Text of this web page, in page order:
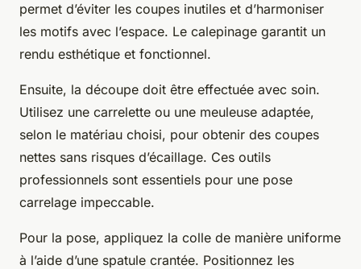
permet d’éviter les coupes inutiles et d’harmoniser
les motifs avec l’espace. Le calepinage garantit un
rendu esthétique et fonctionnel.
Ensuite, la découpe doit être effectuée avec soin.
Utilisez une carrelette ou une meuleuse adaptée,
selon le matériau choisi, pour obtenir des coupes
nettes sans risques d’écaillage. Ces outils
professionnels sont essentiels pour une pose
carrelage impeccable.
Pour la pose, appliquez la colle de manière uniforme
à l’aide d’une spatule crantée. Positionnez les